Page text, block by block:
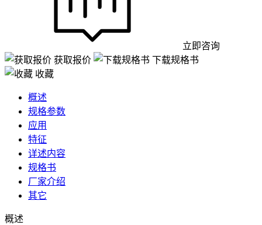
立即咨询
获取报价
下载规格书
收藏
概述
规格参数
应用
特征
详述内容
规格书
厂家介绍
其它
概述